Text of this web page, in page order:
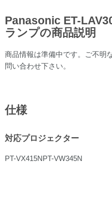
Panasonic ET-
ランプの商品説明
商品情報は準備中です。ご不明
問い合わせ下さい。
仕様
対応プロジェクター
PT-VX415NPT-VW345N